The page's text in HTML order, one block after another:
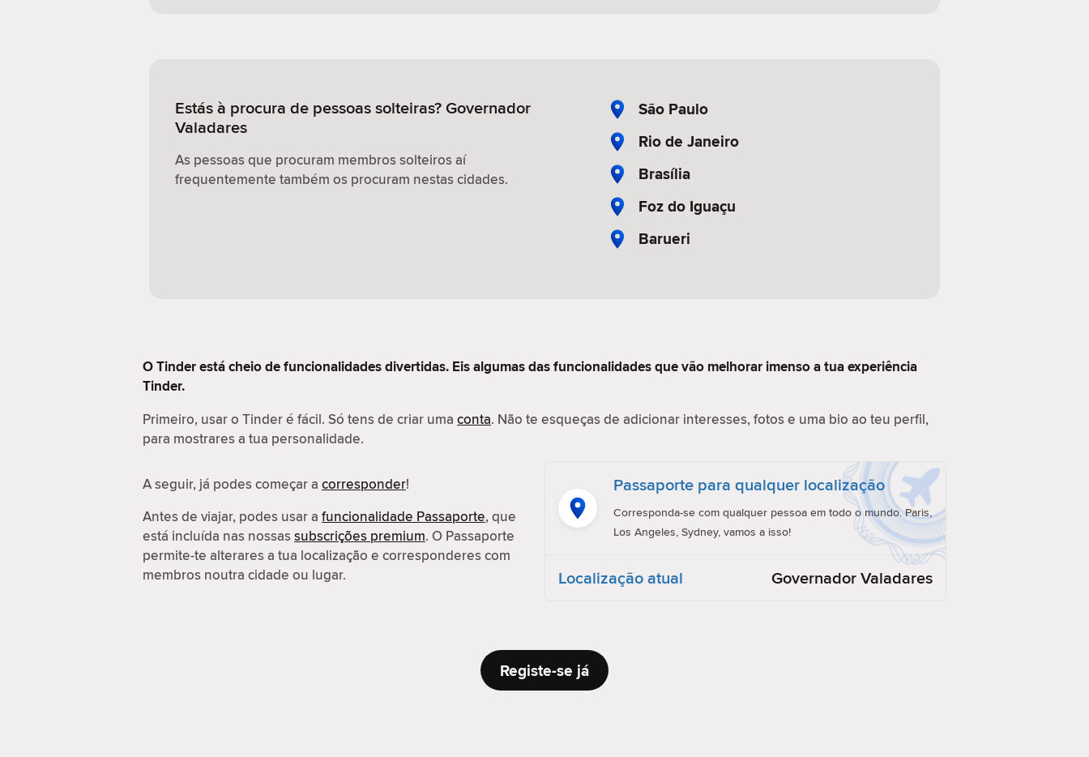
Estás à procura de pessoas solteiras? Governador
Valadares
As pessoas que procuram membros solteiros aí
frequentemente também os procuram nestas cidades.
São Paulo
Rio de Janeiro
Brasília
Foz do Iguaçu
Barueri
O Tinder está cheio de funcionalidades divertidas. Eis algumas das funcionalidades que vão melhorar imenso a tua experiência
Tinder.
Primeiro, usar o Tinder é fácil. Só tens de criar uma conta. Não te esqueças de adicionar interesses, fotos e uma bio ao teu perfil,
para mostrares a tua personalidade.
A seguir, já podes começar a corresponder!
Antes de viajar, podes usar a funcionalidade Passaporte, que
está incluída nas nossassubscrições premium. O Passaporte
permite-te alterares a tua localização e corresponderes com
membros noutra cidade ou lugar.
Passaporte para qualquer localização
Corresponda-se com qualquer pessoa em todo o mundo. Paris,
Los Angeles, Sydney, vamos a isso!
Localização atual Governador Valadares
Registe-se já